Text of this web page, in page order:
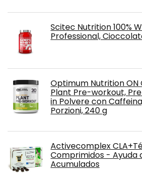
Scitec Nutrition 100%
Professional,
Optimum Nutrition ON
Plant Pre-workout,
in Polvere con
Porzioni, 240 g
Activecomplex
Comprimidos - Ayuda
Acumulados